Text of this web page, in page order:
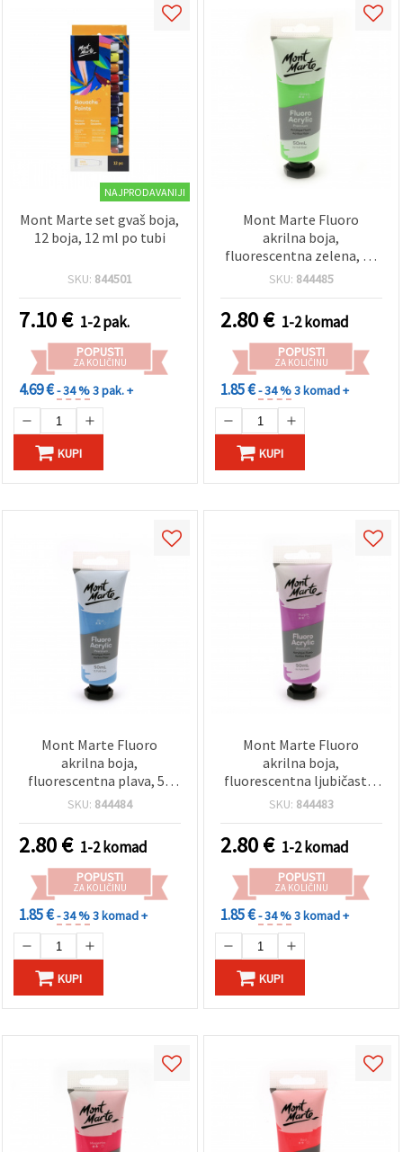
NAJPRODAVANIJI
Mont Marte set gvaš boja,
12 boja, 12 ml po tubi
SKU: 844501
7.10€ 1-2 pak.
POPUSTI
ZA KOLIČINU
4.69 €- 34 %3 pak. +
KUPI
Mont Marte Fluoro
akrilna boja,
fluorescentna zelena, 50
ml
SKU: 844485
2.80€ 1-2 komad
POPUSTI
ZA KOLIČINU
1.85 €- 34 %3 komad +
KUPI
Mont Marte Fluoro
akrilna boja,
fluorescentna plava, 50
ml
SKU: 844484
2.80€ 1-2 komad
POPUSTI
ZA KOLIČINU
1.85 €- 34 %3 komad +
KUPI
Mont Marte Fluoro
akrilna boja,
fluorescentna ljubičasta,
50 ml
SKU: 844483
2.80€ 1-2 komad
POPUSTI
ZA KOLIČINU
1.85 €- 34 %3 komad +
KUPI